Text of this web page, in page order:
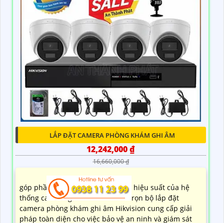
10,200,000 ₫
Combo Bộ Camera Nhà Máy Siêu Nét Dahua được
đánh giá cao vì tích hợp công nghệ thu hình chất
lượng và độ tin cậy cao trong việc bảo vệ và giám sát
nhà máy. Sản phẩm này có thiết kế đẹp mắt, phù hợp
với mọi không gian